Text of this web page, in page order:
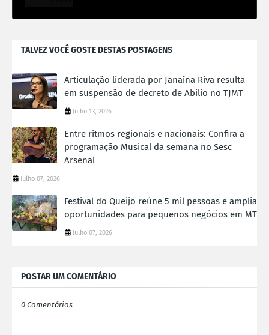
TALVEZ VOCÊ GOSTE DESTAS POSTAGENS
Articulação liderada por Janaína Riva resulta
em suspensão de decreto de Abilio no TJMT
Julho 13, 2026
Entre ritmos regionais e nacionais: Confira a
programação Musical da semana no Sesc
Arsenal
Julho 07, 2026
Festival do Queijo reúne 5 mil pessoas e amplia
oportunidades para pequenos negócios em MT
Julho 07, 2026
POSTAR UM COMENTÁRIO
0 Comentários